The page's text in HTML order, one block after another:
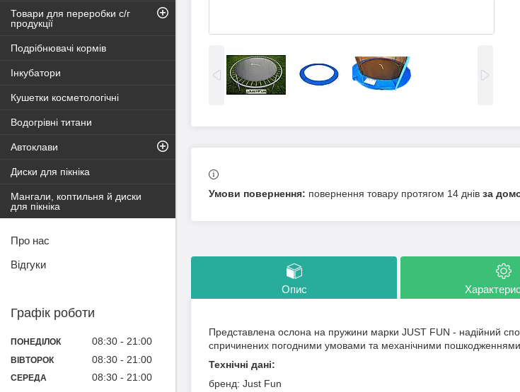
повернення товару протягом 14 днів за
Опис
Представлена ослона на пружини марки JUST FUN - надійний
спричинених погодними умовами та механічними
Технічні дані:
бренд: Just Fun
Товари для переробки с/г
продукції
Подрібнювачі кормів
Інкубатори
Кушетки косметологічні
Водогрівні титани
Автоклави
Диски для пікніка
Мангали, коптильня й диски
для пікніка
Про нас
Відгуки
Графік роботи
ПОНЕДІЛОК 08:30 21:00
ВІВТОРОК 08:30 21:00
СЕРЕДА 08:30 21:00